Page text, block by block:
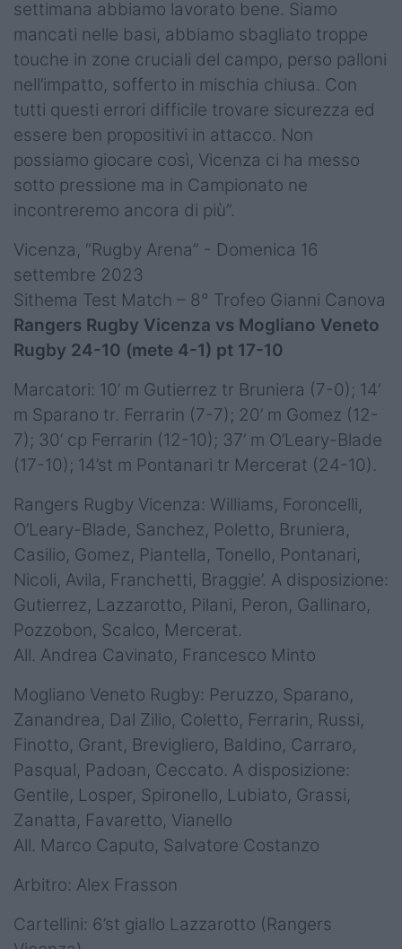
settimana abbiamo lavorato bene. Siamo
mancati nelle basi, abbiamo sbagliato troppe
touche in zone cruciali del campo, perso palloni
nell’impatto, sofferto in mischia chiusa. Con
tutti questi errori difficile trovare sicurezza ed
essere ben propositivi in attacco. Non
possiamo giocare così, Vicenza ci ha messo
sotto pressione ma in Campionato ne
incontreremo ancora di più”.
Vicenza, “Rugby Arena” - Domenica 16
settembre 2023
Sithema Test Match – 8° Trofeo Gianni Canova
Rangers Rugby Vicenza vs Mogliano Veneto
Rugby 24-10 (mete 4-1) pt 17-10
Marcatori: 10’ m Gutierrez tr Bruniera (7-0); 14’
m Sparano tr. Ferrarin (7-7); 20’ m Gomez (12-
7); 30’ cp Ferrarin (12-10); 37’ m O’Leary-Blade
(17-10); 14’st m Pontanari tr Mercerat (24-10).
Rangers Rugby Vicenza: Williams, Foroncelli,
O’Leary-Blade, Sanchez, Poletto, Bruniera,
Casilio, Gomez, Piantella, Tonello, Pontanari,
Nicoli, Avila, Franchetti, Braggie’. A disposizione:
Gutierrez, Lazzarotto, Pilani, Peron, Gallinaro,
Pozzobon, Scalco, Mercerat.
All. Andrea Cavinato, Francesco Minto
Mogliano Veneto Rugby: Peruzzo, Sparano,
Zanandrea, Dal Zilio, Coletto, Ferrarin, Russi,
Finotto, Grant, Brevigliero, Baldino, Carraro,
Pasqual, Padoan, Ceccato. A disposizione:
Gentile, Losper, Spironello, Lubiato, Grassi,
Zanatta, Favaretto, Vianello
All. Marco Caputo, Salvatore Costanzo
Arbitro: Alex Frasson
Cartellini: 6’st giallo Lazzarotto (Rangers